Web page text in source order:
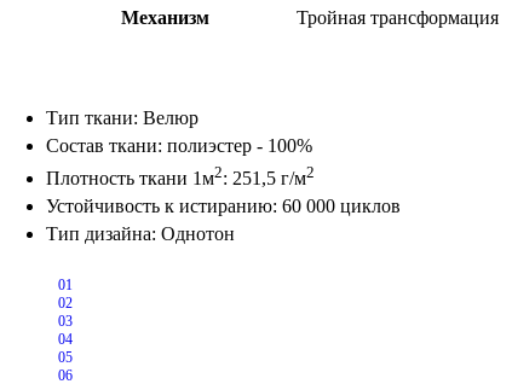
Механизм Тройная трансформация
Тип ткани: Велюр
Состав ткани: полиэстер - 100%
Плотность ткани 1м2: 251,5 г/м2
Устойчивость к истиранию: 60 000 циклов
Тип дизайна: Однотон
01
02
03
04
05
06